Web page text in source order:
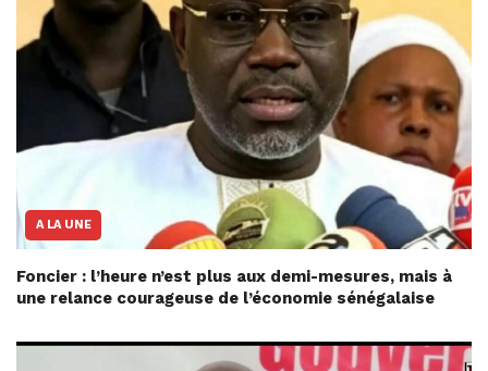
A LA UNE
Foncier : l’heure n’est plus aux demi-mesures, mais à
une relance courageuse de l’économie sénégalaise